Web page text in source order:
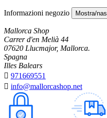
Informazioni negozio Mostra/
Mallorca Shop
Carrer d'en Melià 44
07620 Llucmajor, Mallorca.
Spagna
Illes Balears
 971669551
 info@mallorcashop.net